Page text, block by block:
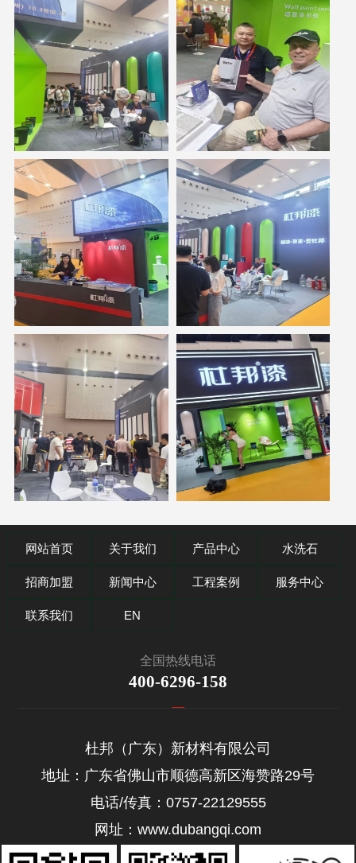
网站首页 关于我们 产品中心 水洗石
招商加盟 新闻中心 工程案例 服务中心
联系我们 EN
全国热线电话
400-6296-158
杜邦（广东）新材料有限公司
地址：广东省佛山市顺德高新区海赞路29号
电话/传真：0757-22129555
网址：www.dubangqi.com